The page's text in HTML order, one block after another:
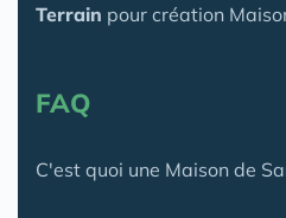
Terrain pour création
FAQ
C'est quoi une Maison de